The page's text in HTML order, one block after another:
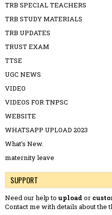
TRB SPECIAL TEACHERS
TRB STUDY MATERIALS
TRB UPDATES
TRUST EXAM
TTSE
UGC NEWS
VIDEO
VIDEOS FOR TNPSC
WEBSITE
WHATSAPP UPLOAD 2023
What's New.
maternity leave
SUPPORT
Need our help to upload or
Contact me with details about the